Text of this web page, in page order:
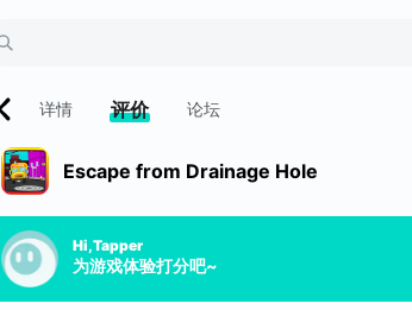
详情 评价 论坛
Escape from Drainage Hole
Hi,Tapper
为游戏体验打分吧~